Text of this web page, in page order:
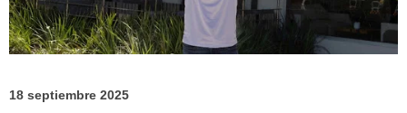
18 septiembre 2025